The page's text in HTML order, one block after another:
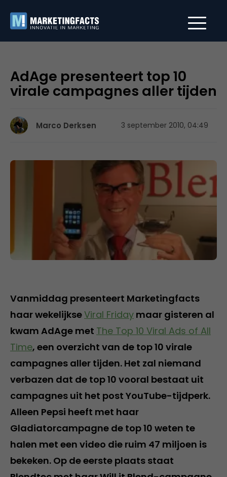
AdAge presenteert top 10
virale campagnes aller tijden
Marco Derksen 3 september 2010, 04:49
Vanmiddag presenteert Marketingfacts
haar wekelijkseViral Friday maar gisteren al
kwam AdAge met The Top 10 Viral Ads of All
Time, een overzicht van de top 10 virale
campagnes aller tijden. Het zal niemand
verbazen dat de top 10 vooral bestaat uit
campagnes uit het post YouTube-tijdperk.
Alleen Pepsi heeft met haar
Gladiatorcampagne de top 10 weten te
halen met een video die ruim 47 miljoen is
bekeken. Op de eerste plaats staat